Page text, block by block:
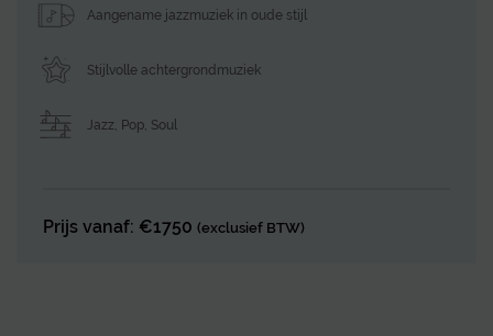
Aangename jazzmuziek in oude stijl
Stijlvolle achtergrondmuziek
Jazz, Pop, Soul
Prijs vanaf: €1750 (exclusief BTW)